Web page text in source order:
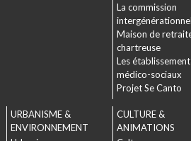
La commission
Maison de
chartreuse
Les
médico-sociaux
Projet Se Canto
URBANISME &
ENVIRONNEMENT
CULTURE &
ANIMATIONS